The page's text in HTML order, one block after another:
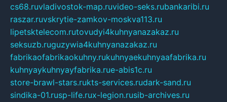
cs68.ruvladivostok-map.ruvideo-seks.rubankaribi.ru
raszar.ruvskrytie-zamkov-moskva113.ru
lipetsktelecom.rutovudyi4kuhnyanazakaz.ru
seksuzb.ruguzywia4kuhnyanazakaz.ru
fabrikaofabrikaokuhny.rukuhnyaekuhnyaafabrika.ru
kuhnyaykuhnyayfabrika.rue-abis1c.ru
store-brawl-stars.rukts-services.rudark-sand.ru
sindika-01.rusp-life.rux-legion.rusib-archives.ru